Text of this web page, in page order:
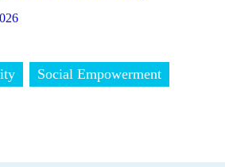
Social Empowerment